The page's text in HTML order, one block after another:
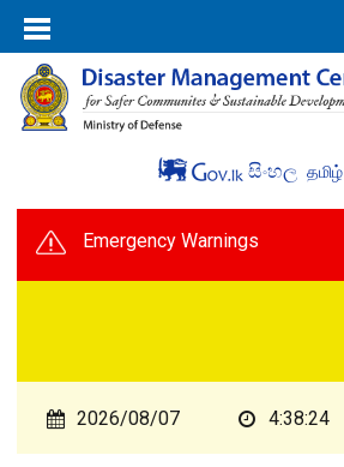
සිංහල தமிழ்
Emergency Warnings
2026/08/07 4:38:25